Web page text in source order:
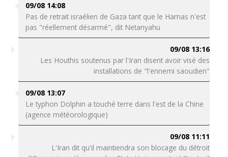
09/08 14:08
Pas de retrait israélien de Gaza tant que le Hamas n'est
pas "réellement désarmé", dit Netanyahu
09/08 13:16
Les Houthis soutenus par l'Iran disent avoir visé des
installations de "l'ennemi saoudien"
09/08 13:07
Le typhon Dolphin a touché terre dans l'est de la Chine
(agence météorologique)
09/08 11:11
L'Iran dit qu'il maintiendra son blocage du détroit